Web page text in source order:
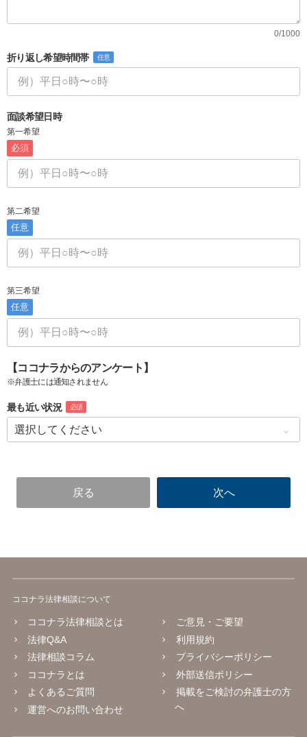
0/1000
折り返し希望時間帯 任意
面談希望日時
第一希望
必須
第二希望
任意
第三希望
任意
【ココナラからのアンケート】
※弁護士には通知されません
最も近い状況 必須
ココナラ法律相談について
ココナラ法律相談とは
法律Q&A
法律相談コラム
ココナラとは
よくあるご質問
運営へのお問い合わせ
ご意見・ご要望
利用規約
プライバシーポリシー
外部送信ポリシー
掲載をご検討の弁護士の方
へ